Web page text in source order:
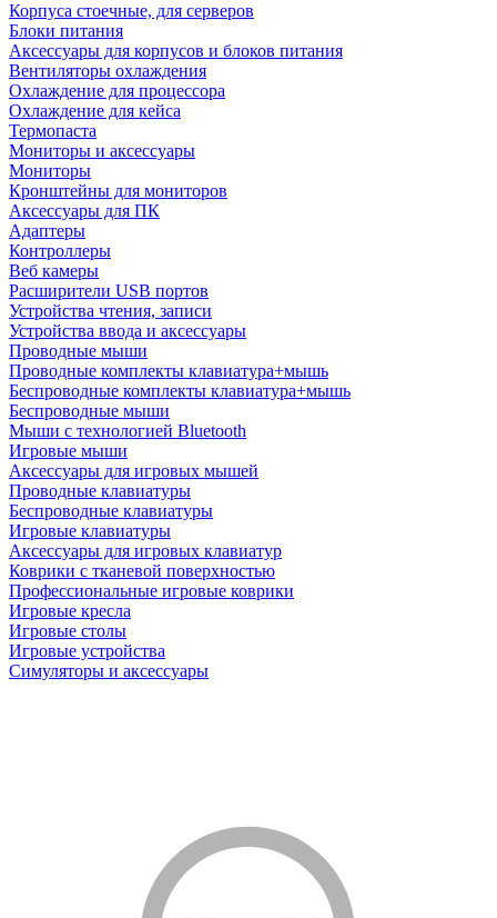
Корпуса стоечные, для серверов
Блоки питания
Аксессуары для корпусов и блоков питания
Вентиляторы охлаждения
Охлаждение для процессора
Охлаждение для кейса
Термопаста
Мониторы и аксессуары
Мониторы
Кронштейны для мониторов
Аксессуары для ПК
Адаптеры
Контроллеры
Веб камеры
Расширители USB портов
Устройства чтения, записи
Устройства ввода и аксессуары
Проводные мыши
Проводные комплекты клавиатура+мышь
Беспроводные комплекты клавиатура+мышь
Беспроводные мыши
Мыши с технологией Bluetooth
Игровые мыши
Аксессуары для игровых мышей
Проводные клавиатуры
Беспроводные клавиатуры
Игровые клавиатуры
Аксессуары для игровых клавиатур
Коврики с тканевой поверхностью
Профессиональные игровые коврики
Игровые кресла
Игровые столы
Игровые устройства
Симуляторы и аксессуары